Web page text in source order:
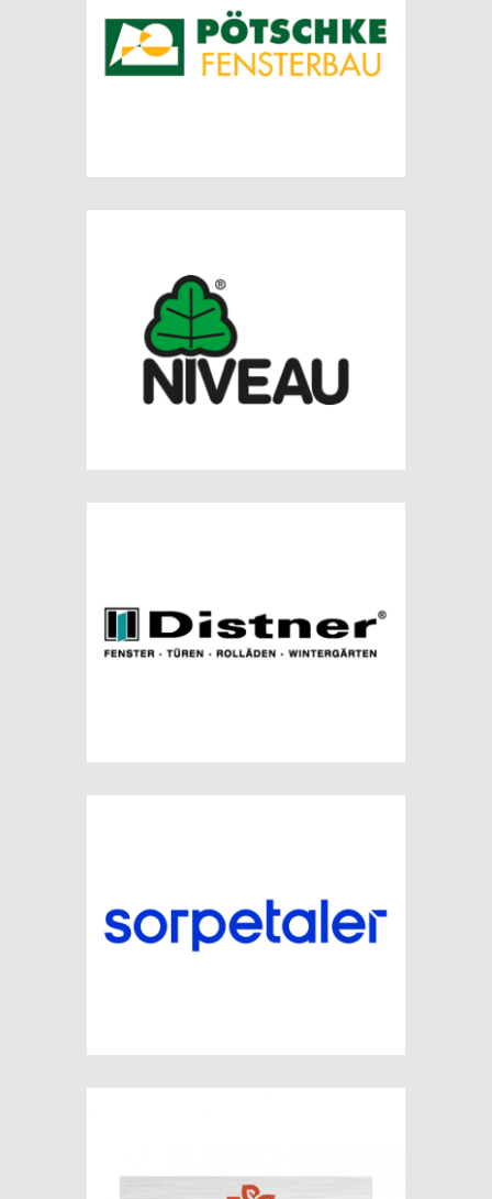
SEBNITZER FENSTERBAU GMBH
PÖTSCHKE FENSTERBAU – LÖBAU
referenz
NIVEAU FENSTER WESTERBURG GMBH
DISTNER FENSTER & TÜREN – WIESAU